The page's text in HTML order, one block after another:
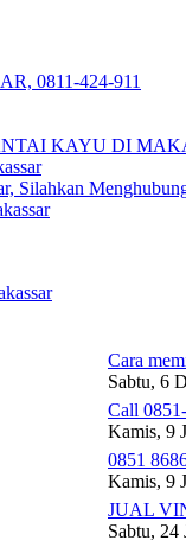
0811-424-911
KAYU DI
Silahkan
Cara
Sabtu, 6
Call
Kamis, 9
0851
Kamis, 9
JUAL
Sabtu, 24